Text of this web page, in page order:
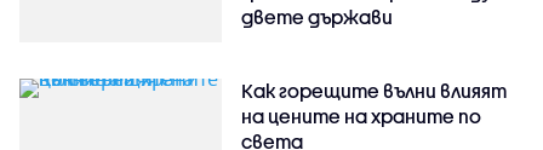
двете държави
Как горещите вълни влияят
на цените на храните по
света